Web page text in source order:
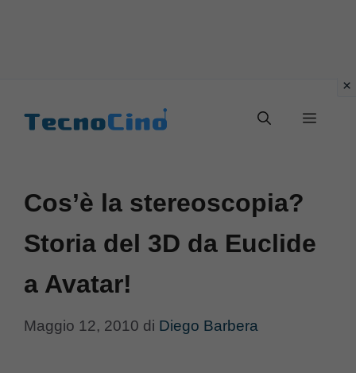
Menu
Cos’è la stereoscopia?
Storia del 3D da Euclide
a Avatar!
Maggio 12, 2010 di Diego Barbera